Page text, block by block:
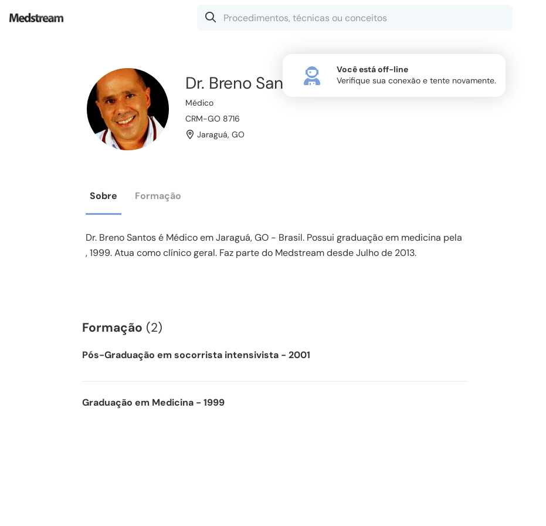
Dr. Breno Santos
Médico
CRM-GO 8716
Jaraguá, GO
Sobre Formação
Dr. Breno Santos é Médico em Jaraguá, GO - Brasil. Possui graduação em medicina pela
, 1999. Atua como clínico geral. Faz parte do Medstream desde Julho de 2013.
Formação (2)
Pós-Graduação em socorrista intensivista - 2001
Graduação em Medicina - 1999
Você está off-line
Verifique sua conexão e tente novamente.